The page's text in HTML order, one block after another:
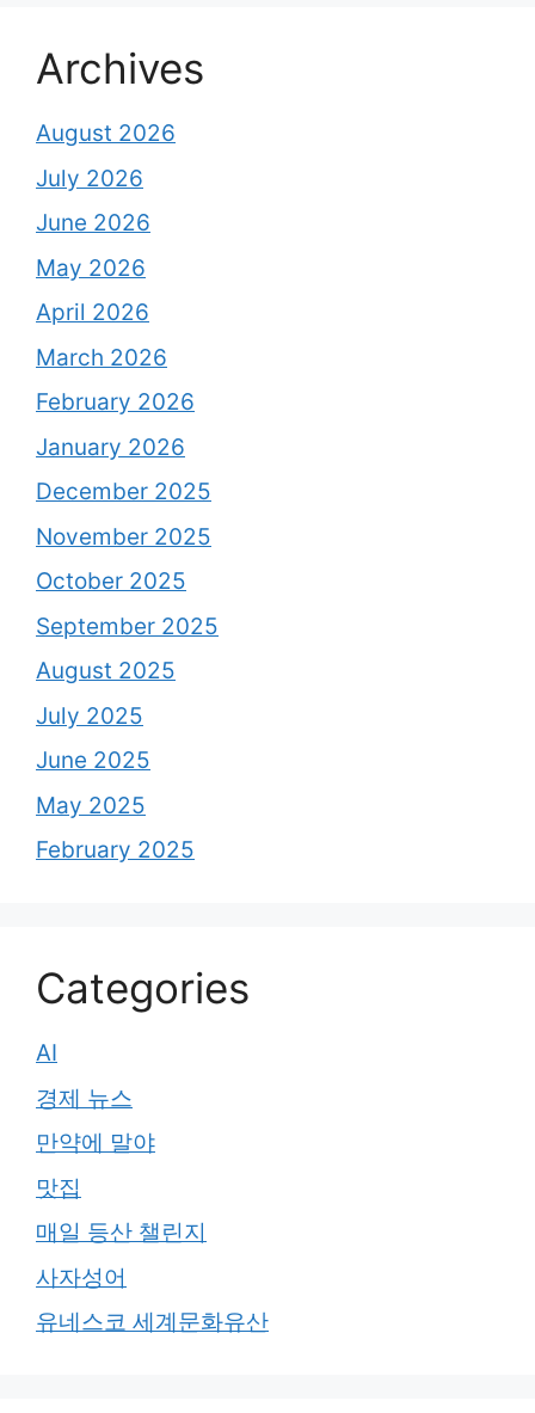
Archives
August 2026
July 2026
June 2026
May 2026
April 2026
March 2026
February 2026
January 2026
December 2025
November 2025
October 2025
September 2025
August 2025
July 2025
June 2025
May 2025
February 2025
Categories
AI
경제 뉴스
만약에 말야
맛집
매일 등산 챌린지
사자성어
유네스코 세계문화유산